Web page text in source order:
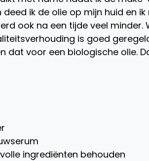
ik de olie op mijn huid en
ook na een tijde veel minder.
is goed
dat voor een biologische olie.
ingrediënten behouden